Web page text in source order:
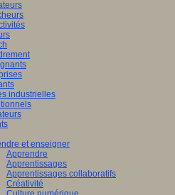
industrielles
et enseigner
Apprendre
Apprentissages
Apprentissages collaboratifs
Créativité